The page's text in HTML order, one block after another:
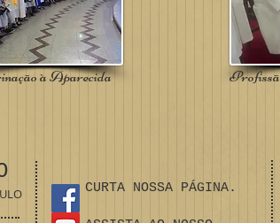
à Aparecida
CURTA NOSSA PÁGINA.